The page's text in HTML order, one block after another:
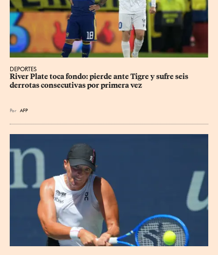
DEPORTES
River Plate toca fondo: pierde ante Tigre y sufre seis
derrotas consecutivas por primera vez
Por AFP